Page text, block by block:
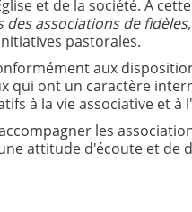
et de la société. À
associations de
pastorales.
aux
qui ont un caractère
à la vie associative et à
les
attitude d'écoute et de